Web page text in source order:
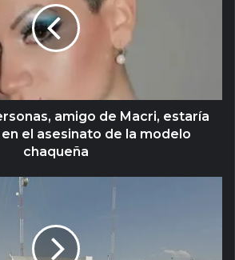
amigo de Macri, estaría
el asesinato de la modelo
chaqueña